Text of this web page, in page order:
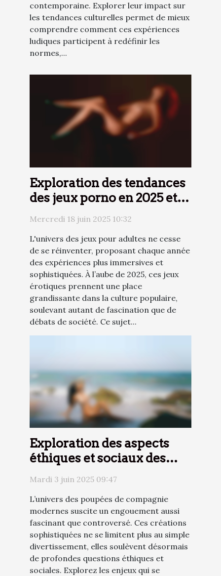
contemporaine. Explorer leur impact sur
les tendances culturelles permet de mieux
comprendre comment ces expériences
ludiques participent à redéfinir les
normes,...
Exploration des tendances
des jeux porno en 2025 et
leur impact sur la culture
populaire
Mercredi 18 juin 2025 10:32
L'univers des jeux pour adultes ne cesse
de se réinventer, proposant chaque année
des expériences plus immersives et
sophistiquées. À l’aube de 2025, ces jeux
érotiques prennent une place
grandissante dans la culture populaire,
soulevant autant de fascination que de
débats de société. Ce sujet...
Exploration des aspects
éthiques et sociaux des
poupées de compagnie
modernes
Mardi 3 juin 2025 09:47
L’univers des poupées de compagnie
modernes suscite un engouement aussi
fascinant que controversé. Ces créations
sophistiquées ne se limitent plus au simple
divertissement, elles soulèvent désormais
de profondes questions éthiques et
sociales. Explorez les enjeux qui se